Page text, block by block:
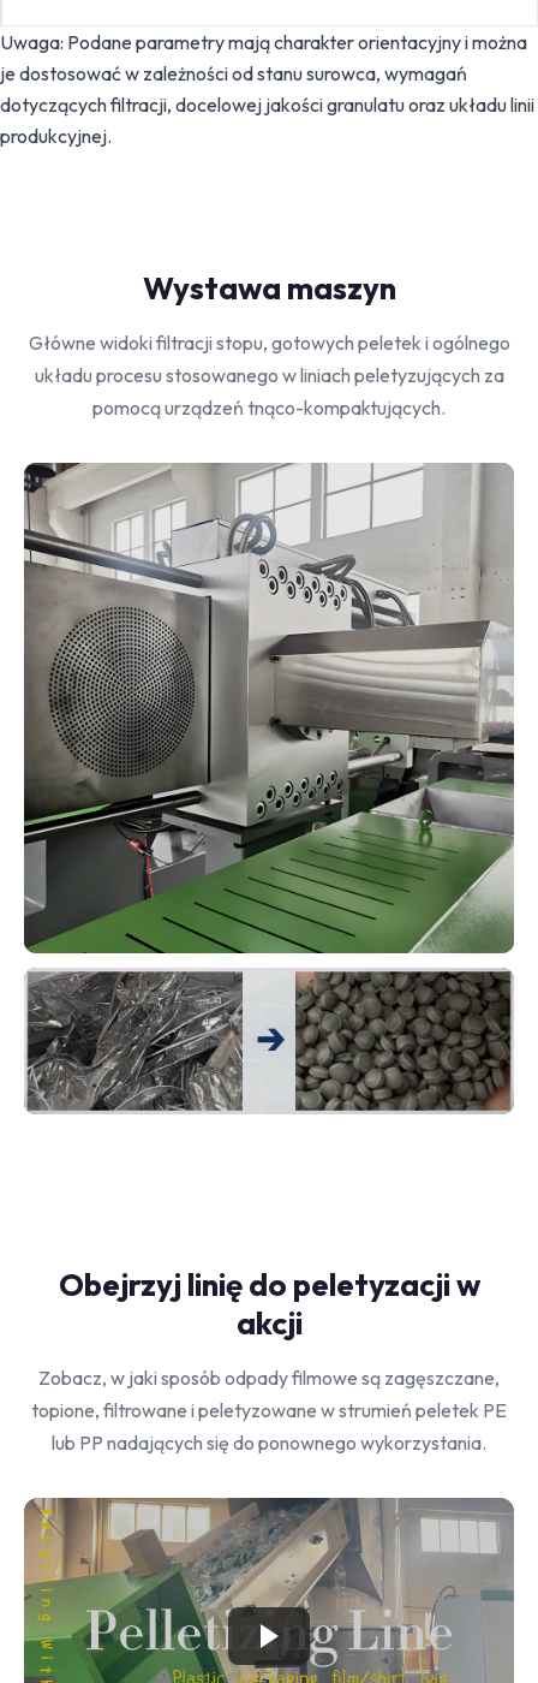
Uwaga: Podane parametry mają charakter orientacyjny i można
je dostosować w zależności od stanu surowca, wymagań
dotyczących filtracji, docelowej jakości granulatu oraz układu linii
produkcyjnej.
Wystawa maszyn
Główne widoki filtracji stopu, gotowych peletek i ogólnego
układu procesu stosowanego w liniach peletyzujących za
pomocą urządzeń tnąco-kompaktujących.
Obejrzyj linię do peletyzacji w
akcji
Zobacz, w jaki sposób odpady filmowe są zagęszczane,
topione, filtrowane i peletyzowane w strumień peletek PE
lub PP nadających się do ponownego wykorzystania.